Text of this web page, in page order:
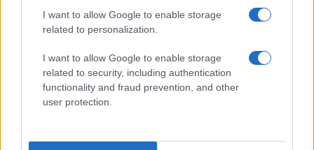
I want to allow Google to enable storage
related to personalization.
I want to allow Google to enable storage
related to security, including authentication
functionality and fraud prevention, and other
user protection.
Indice degli autori
Aforismi .meglio.it è l'archivio web dedicato a frasi,
aforismi e citazioni più grande del web (137.905 frasi in
database) • ©2005-2025 • La riproduzione dei testi è